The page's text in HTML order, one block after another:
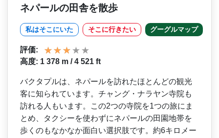
ネパールの田舎を散歩
私はそこにいた そこに行きたい グーグルマップ
評価:
高度: 1 378 m / 4 521 ft
バクタプルは、ネパールを訪­れたほとんどの観光
客に知られています。チャング・­ナラヤン寺院も
訪れる人もいます。この2つの寺院を­1つの旅にま
とめ、タクシーを使わずにネパールの田­園地帯を
歩くのもなかなか面白い選択肢です。約6キ­ロメー